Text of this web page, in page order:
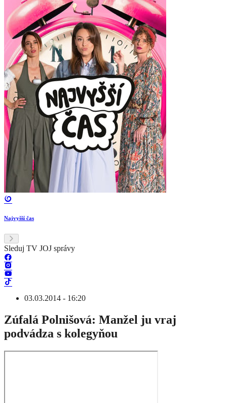
Najvyšší čas
Sleduj TV JOJ správy
03.03.2014 - 16:20
Zúfalá Polnišová: Manžel ju vraj
podvádza s kolegyňou